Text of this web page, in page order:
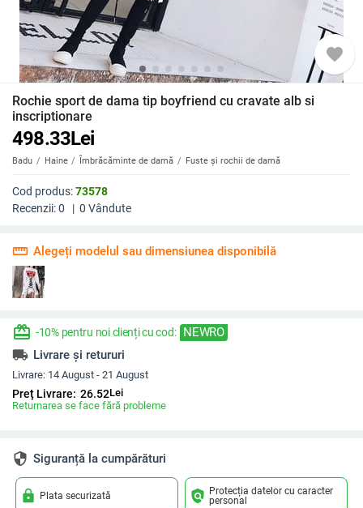
favorite
Rochie sport de dama tip boyfriend cu cravate alb si
inscriptionare
498.33Lei
Badu Haine Îmbrăcăminte de damă Fuste și rochii de damă
Cod produs:73578
Recenzii:0 | 0 Vândute
straighten Alegeți modelul sau dimensiunea disponibilă
redeem -10% pentru noi clienți cu cod: NEWRO
local_shipping Livrare și retururi
Livrare: 14 August - 21 August
Preț Livrare: 26.52Lei
Returnarea se face fără probleme
security Siguranță la cumpărături
lock Plata securizată policy Protecția datelor cu caracter
personal